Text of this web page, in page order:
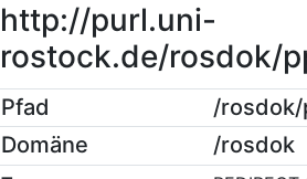
http://purl.uni-
rostock.de/rosdok/
Pfad
/rosdok/
Domäne
/rosdok